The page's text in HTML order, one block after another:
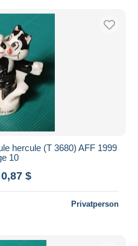
hercule (T 3680) AFF 1999
10
$
Privatperson